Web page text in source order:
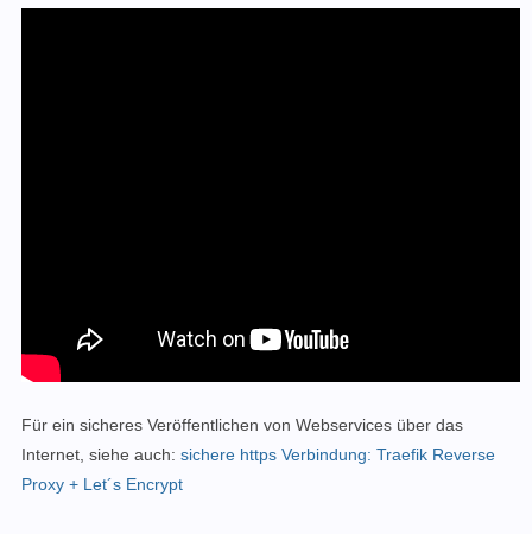
Für ein sicheres Veröffentlichen von Webservices über das
Internet, siehe auch: sichere https Verbindung: Traefik Reverse
Proxy + Let´s Encrypt